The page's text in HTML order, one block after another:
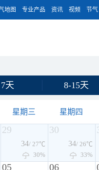
地图 专业产品 资讯 视频 节气
7天 8-15天
星期三 星期四
29
34/ 27℃
30%
30
34/ 26℃
33%
05 06